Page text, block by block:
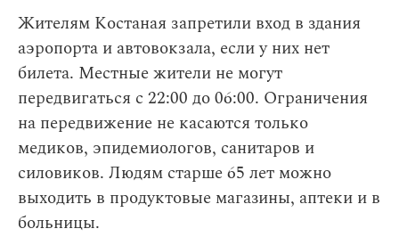
Жителям Костаная запретили вход в здания
аэропорта и автовокзала, если у них нет
билета. Местные жители не могут
передвигаться с 22:00 до 06:00. Ограничения
на передвижение не касаются только
медиков, эпидемиологов, санитаров и
силовиков. Людям старше 65 лет можно
выходить в продуктовые магазины, аптеки и в
больницы.